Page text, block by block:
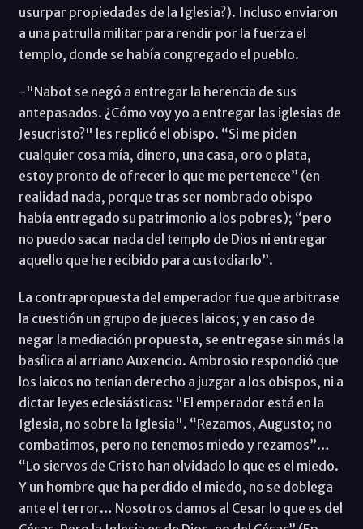
usurpar propiedades de la Iglesia?). Incluso enviaron
a una patrulla militar para rendir por la fuerza el
templo, donde se había congregado el pueblo.
-"Nabot se negó a entregar la herencia de sus
antepasados. ¿Cómo voy yo a entregar las iglesias de
Jesucristo?" les replicó el obispo. “Si me piden
cualquier cosa mía, dinero, una casa, oro o plata,
estoy pronto de ofrecer lo que me pertenece” (en
realidad nada, porque tras ser nombrado obispo
había entregado su patrimonio a los pobres); “pero
no puedo sacar nada del templo de Dios ni entregar
aquello que he recibido para custodiarlo”.
La contrapropuesta del emperador fue que arbitrase
la cuestión un grupo de jueces laicos; y en caso de
negar la mediación propuesta, se entregase sin más la
basílica al arriano Auxencio. Ambrosio respondió que
los laicos no tenían derecho a juzgar a los obispos, ni a
dictar leyes eclesiásticas: "El emperador está en la
Iglesia, no sobre la Iglesia". “Rezamos, Augusto; no
combatimos, pero no tenemos miedo y rezamos”…
“Lo siervos de Cristo han olvidado lo que es el miedo.
Y un hombre que ha perdido el miedo, no se doblega
ante el terror… Nosotros damos al Cesar lo que es del